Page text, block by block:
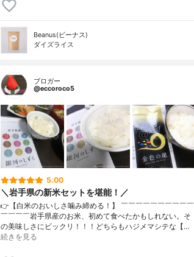
Beanus(ビーナス)
ダイズライス
ブロガー
@eccoroco5
5.00
＼岩手県の新米セットを堪能！／
👉【白米のおいしさ噛み締める！】 ￣￣￣￣￣￣￣￣￣￣
￣￣￣￣岩手県産のお米、初めて食べたかもしれない。そ
の美味しさにビックリ！！！どちらもハジメマシテな【…
続きを見る